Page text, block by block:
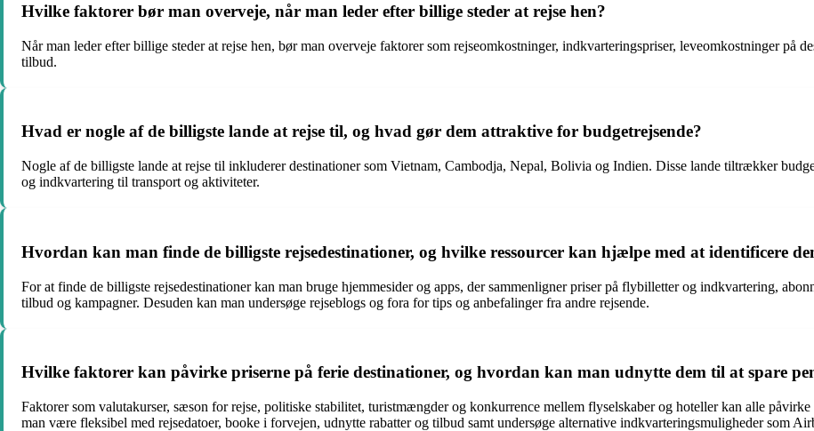
Hvilke faktorer bør man overveje, når man leder efter billige steder at rejse hen?
Når man leder efter billige steder at rejse hen, bør man overveje faktorer som rejseomkostninger, indkvarteringspriser, leveomkostninger på
tilbud.
Hvad er nogle af de billigste lande at rejse til, og hvad gør dem attraktive for budgetrejsende?
Nogle af de billigste lande at rejse til inkluderer destinationer som Vietnam, Cambodja, Nepal, Bolivia og Indien. Disse lande tiltrækker
og indkvartering til transport og aktiviteter.
Hvordan kan man finde de billigste rejsedestinationer, og hvilke ressourcer kan hjælpe med at identificere
For at finde de billigste rejsedestinationer kan man bruge hjemmesider og apps, der sammenligner priser på flybilletter og indkvartering,
tilbud og kampagner. Desuden kan man undersøge rejseblogs og fora for tips og anbefalinger fra andre rejsende.
Hvilke faktorer kan påvirke priserne på ferie destinationer, og hvordan kan man udnytte dem til at spare
Faktorer som valutakurser, sæson for rejse, politiske stabilitet, turistmængder og konkurrence mellem flyselskaber og hoteller kan alle påvirke
man være fleksibel med rejsedatoer, booke i forvejen, udnytte rabatter og tilbud samt undersøge alternative indkvarteringsmuligheder som